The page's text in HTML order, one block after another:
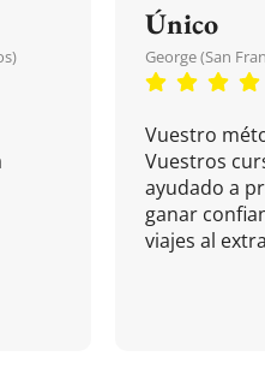
Único
George (San
Vuestro
Vuestros
ayudado a
ganar
viajes al